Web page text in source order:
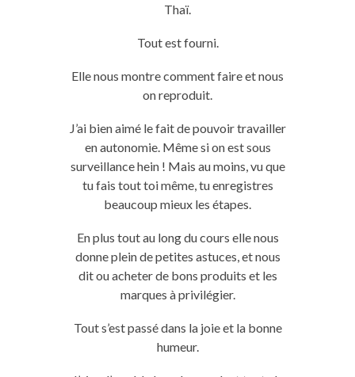
Thaï.
Tout est fourni.
Elle nous montre comment faire et nous
on reproduit.
J’ai bien aimé le fait de pouvoir travailler
en autonomie. Même si on est sous
surveillance hein ! Mais au moins, vu que
tu fais tout toi même, tu enregistres
beaucoup mieux les étapes.
En plus tout au long du cours elle nous
donne plein de petites astuces, et nous
dit ou acheter de bons produits et les
marques à privilégier.
Tout s’est passé dans la joie et la bonne
humeur.